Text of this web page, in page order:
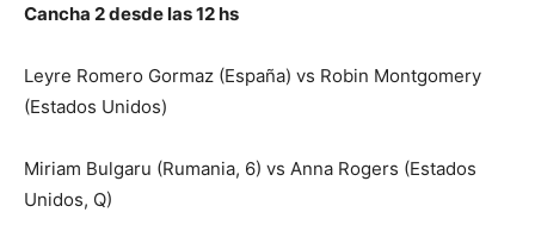
Cancha 2 desde las 12 hs
Leyre Romero Gormaz (España) vs Robin Montgomery
(Estados Unidos)
Miriam Bulgaru (Rumania, 6) vs Anna Rogers (Estados
Unidos, Q)